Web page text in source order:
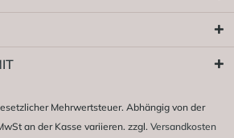
Mehrwertsteuer. Abhängig von der
an der Kasse variieren. zzgl. Versandkosten